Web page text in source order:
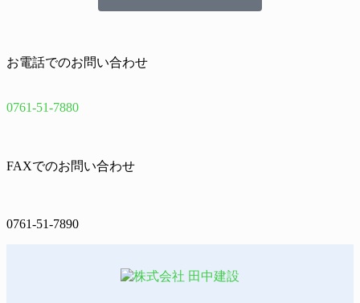
お電話でのお問い合わせ
0761-51-7880
FAXでのお問い合わせ
0761-51-7890